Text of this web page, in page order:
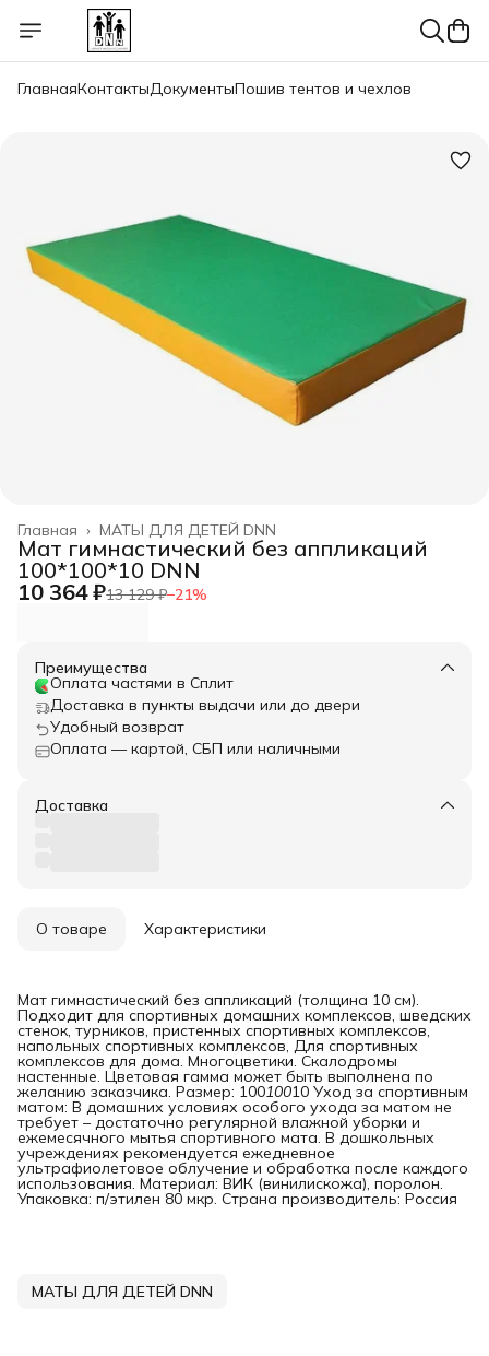
ГлавнаяКонтактыДокументыПошив тентов и чехлов
МАТЫ ДЛЯ ДЕТЕЙ DNN
Главная ›
Мат гимнастический без аппликаций
100*100*10 DNN
10 364 ₽13 129 ₽−21%
Преимущества
Оплата частями в Сплит
Доставка в пункты выдачи или до двери
Удобный возврат
Оплата — картой, СБП или наличными
Доставка
О товаре Характеристики
Мат гимнастический без аппликаций (толщина 10 см).
Подходит для спортивных домашних комплексов, шведских
стенок, турников, пристенных спортивных комплексов,
напольных спортивных комплексов, Для спортивных
комплексов для дома. Многоцветики. Скалодромы
настенные. Цветовая гамма может быть выполнена по
желанию заказчика. Размер: 10010010 Уход за спортивным
матом: В домашних условиях особого ухода за матом не
требует – достаточно регулярной влажной уборки и
ежемесячного мытья спортивного мата. В дошкольных
учреждениях рекомендуется ежедневное
ультрафиолетовое облучение и обработка после каждого
использования. Материал: ВИК (винилискожа), поролон.
Упаковка: п/этилен 80 мкр. Страна производитель: Россия
МАТЫ ДЛЯ ДЕТЕЙ DNN